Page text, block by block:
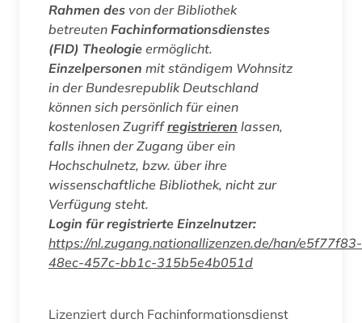
Rahmen des von der Bibliothek
betreuten Fachinformationsdienstes
(FID) Theologie ermöglicht.
Einzelpersonen mit ständigem Wohnsitz
in der Bundesrepublik Deutschland
können sich persönlich für einen
kostenlosen Zugriffregistrieren lassen,
falls ihnen der Zugang über ein
Hochschulnetz, bzw. über ihre
wissenschaftliche Bibliothek, nicht zur
Verfügung steht.
Login für registrierte Einzelnutzer:
https://nl.zugang.nationallizenzen.de/han/e5f77f83-
48ec-457c-bb1c-315b5e4b051d
Lizenziert durch Fachinformationsdienst